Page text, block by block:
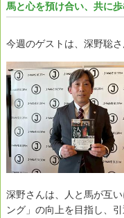
馬と心を預け合い、共に
今週のゲストは、深野聡さ
深野さんは、人と馬が互
ング」の向上を目指し、